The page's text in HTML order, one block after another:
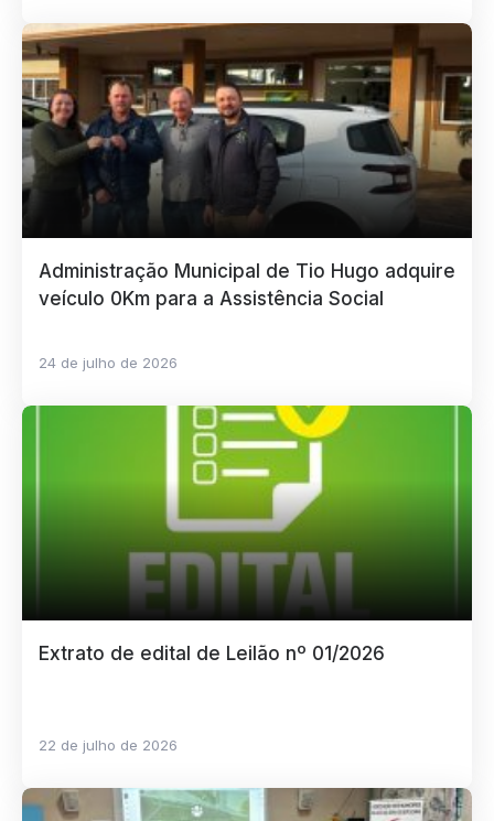
Administração Municipal de Tio Hugo adquire
veículo 0Km para a Assistência Social
24 de julho de 2026
Extrato de edital de Leilão nº 01/2026
22 de julho de 2026